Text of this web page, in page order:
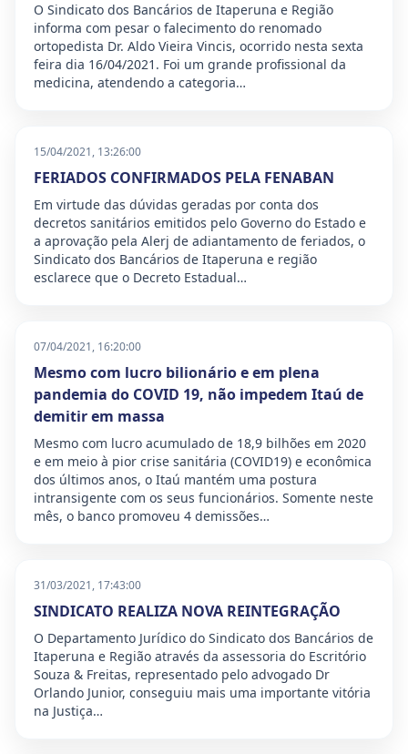
O Sindicato dos Bancários de Itaperuna e Região
informa com pesar o falecimento do renomado
ortopedista Dr. Aldo Vieira Vincis, ocorrido nesta sexta
feira dia 16/04/2021. Foi um grande profissional da
medicina, atendendo a categoria…
15/04/2021, 13:26:00
FERIADOS CONFIRMADOS PELA FENABAN
Em virtude das dúvidas geradas por conta dos
decretos sanitários emitidos pelo Governo do Estado e
a aprovação pela Alerj de adiantamento de feriados, o
Sindicato dos Bancários de Itaperuna e região
esclarece que o Decreto Estadual…
07/04/2021, 16:20:00
Mesmo com lucro bilionário e em plena
pandemia do COVID 19, não impedem Itaú de
demitir em massa
Mesmo com lucro acumulado de 18,9 bilhões em 2020
e em meio à pior crise sanitária (COVID19) e econômica
dos últimos anos, o Itaú mantém uma postura
intransigente com os seus funcionários. Somente neste
mês, o banco promoveu 4 demissões…
31/03/2021, 17:43:00
SINDICATO REALIZA NOVA REINTEGRAÇÃO
O Departamento Jurídico do Sindicato dos Bancários de
Itaperuna e Região através da assessoria do Escritório
Souza & Freitas, representado pelo advogado Dr
Orlando Junior, conseguiu mais uma importante vitória
na Justiça…